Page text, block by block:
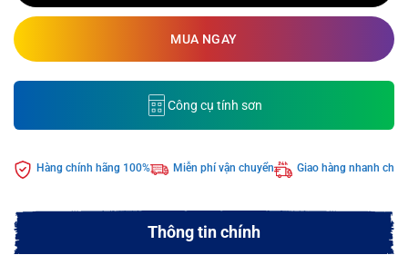
MUA NGAY
Công cụ tính sơn
Hàng chính hãng 100% Miễn phí vận chuyển Giao hàng nhanh
Thông tin chính